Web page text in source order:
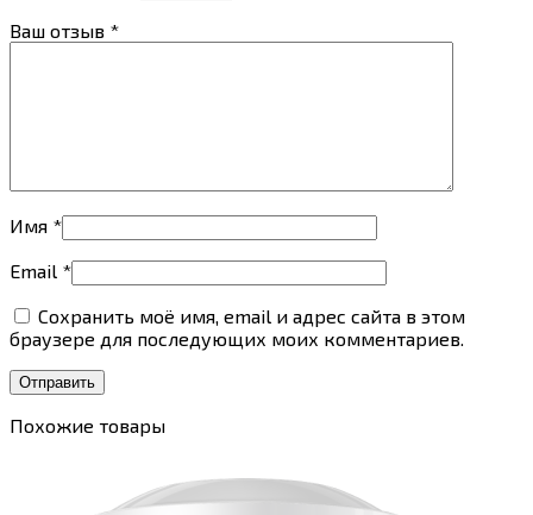
Ваш отзыв *
Имя *
Email *
Сохранить моё имя, email и адрес сайта в этом
браузере для последующих моих комментариев.
Похожие товары